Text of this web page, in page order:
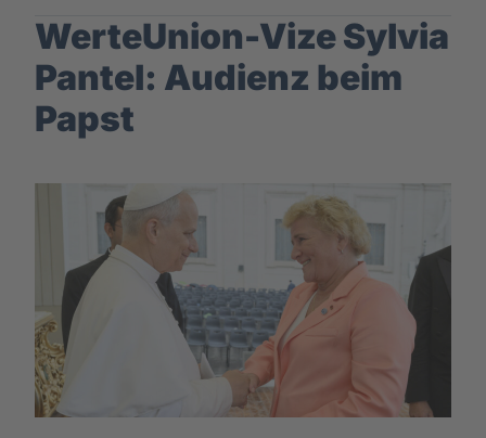
WerteUnion-Vize Sylvia
Pantel: Audienz beim
Papst